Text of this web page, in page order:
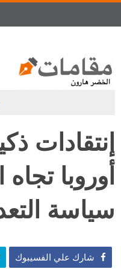
إنتقادات
أوروبا
سياسة
شارك علي الفسيبوك